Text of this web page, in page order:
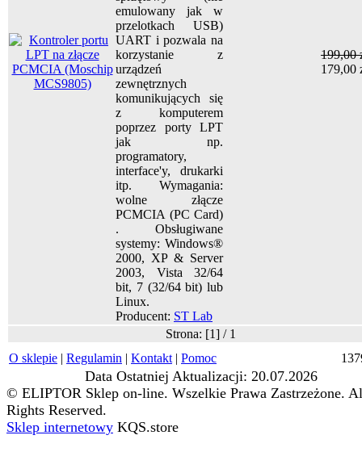
emulowany jak w
przelotkach USB)
UART i pozwala na
korzystanie z
urządzeń
zewnętrznych
komunikujących się
z komputerem
poprzez porty LPT
jak np.
programatory,
interface'y, drukarki
itp. Wymagania:
wolne złącze
PCMCIA (PC Card)
. Obsługiwane
systemy: Windows®
2000, XP & Server
2003, Vista 32/64
bit, 7 (32/64 bit) lub
Linux.
Producent: ST Lab
199,00
179,00
Strona: [1] / 1
O sklepie | Regulamin | Kontakt | Pomoc
Data Ostatniej Aktualizacji: 20.07.2026
© ELIPTOR Sklep on-line. Wszelkie Prawa Zastrzeżone.
Rights Reserved.
Sklep internetowy KQS.store